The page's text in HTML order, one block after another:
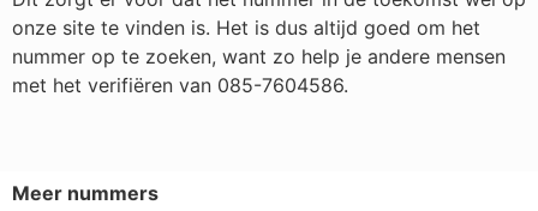
onze site te vinden is. Het is dus altijd goed om het
nummer op te zoeken, want zo help je andere mensen
met het verifiëren van 085-7604586.
Meer nummers